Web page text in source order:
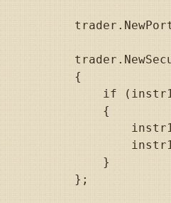
{
if
{
}
};